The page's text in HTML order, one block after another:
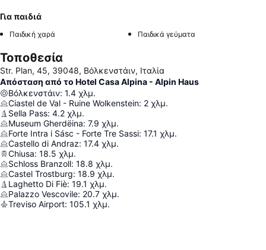
Για παιδιά
Παιδική χαρά Παιδικά γεύματα
Τοποθεσία
Str. Plan, 45, 39048, Βόλκενστάιν, Ιταλία
Απόσταση από το Hotel Casa Alpina - Alpin Haus
Βόλκενστάιν: 1.4 χλμ.
Ciastel de Val - Ruine Wolkenstein: 2 χλμ.
Sella Pass: 4.2 χλμ.
Museum Gherdëina: 7.9 χλμ.
Forte Intra i Sásc - Forte Tre Sassi: 17.1 χλμ.
Castello di Andraz: 17.4 χλμ.
Chiusa: 18.5 χλμ.
Schloss Branzoll: 18.8 χλμ.
Castel Trostburg: 18.9 χλμ.
Laghetto Di Fiè: 19.1 χλμ.
Palazzo Vescovile: 20.7 χλμ.
Treviso Airport: 105.1 χλμ.